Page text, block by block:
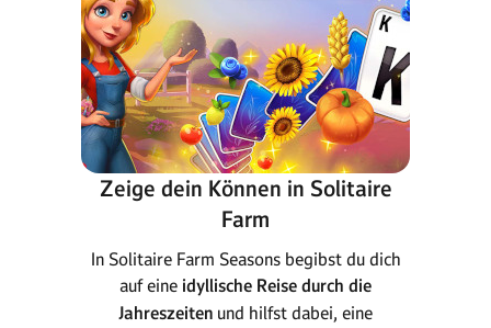
Zeige dein Können in Solitaire
Farm
In Solitaire Farm Seasons begibst du dich
auf eine idyllische Reise durch die
Jahreszeiten und hilfst dabei, eine